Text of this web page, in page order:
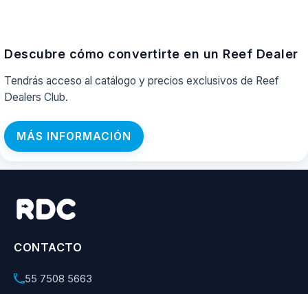
Descubre cómo convertirte en un Reef Dealer
Tendrás acceso al catálogo y precios exclusivos de Reef
Dealers Club.
MÁS INFORMACIÓN
CONTACTO
55 7508 5663